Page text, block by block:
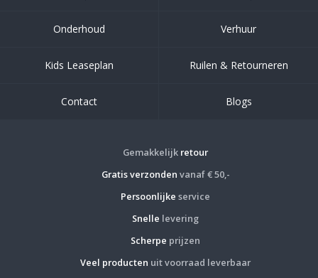
Onderhoud Verhuur
Kids Leaseplan Ruilen & Retourneren
Contact Blogs
Gemakkelijk retour
Gratis verzonden vanaf € 50,-
Persoonlijke service
Snelle levering
Scherpe prijzen
Veel producten uit voorraad leverbaar